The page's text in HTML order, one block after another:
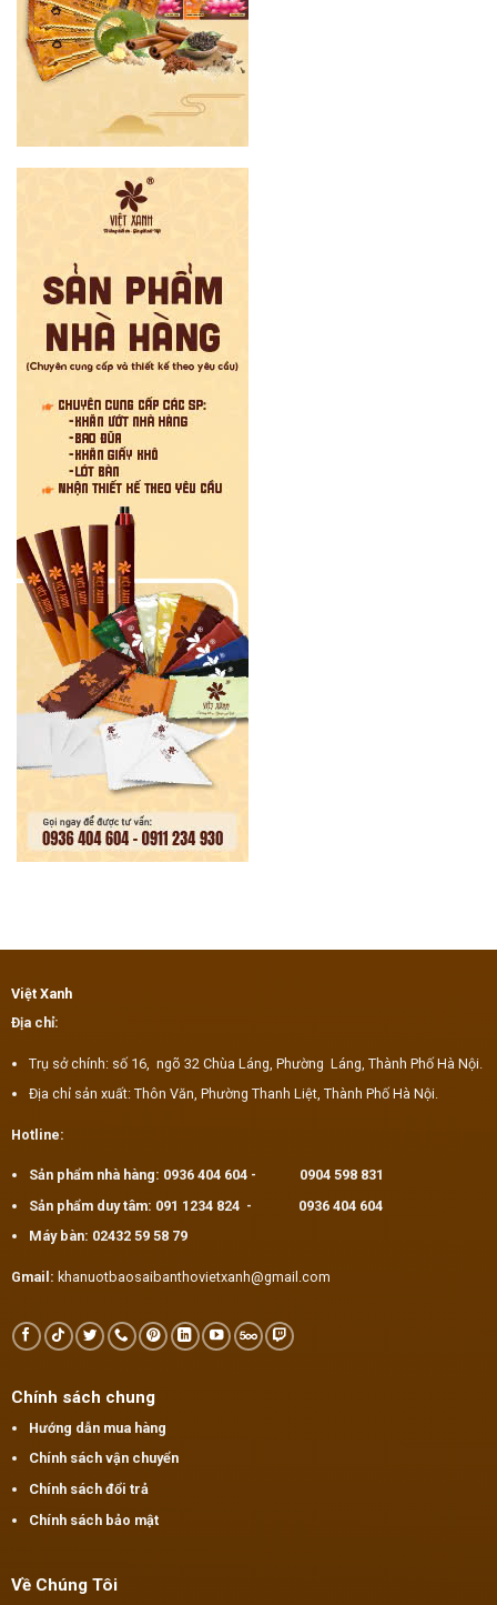
Việt Xanh
Địa chỉ:
Trụ sở chính: số 16, ngõ 32 Chùa Láng, Phường Láng, Thành Phố Hà Nội.
Địa chỉ sản xuất: Thôn Văn, Phường Thanh Liệt, Thành Phố Hà Nội.
Hotline:
Sản phẩm nhà hàng: 0936 404 604- 0904 598 831
Sản phẩm duy tâm: 091 1234 824 -
0936 404 604
Máy bàn: 02432 59 58 79
Gmail: khanuotbaosaibanthovietxanh@gmail.com
Chính sách chung
Hướng dẫn mua hàng
Chính sách vận chuyển
Chính sách đổi trả
Chính sách bảo mật
Về Chúng Tôi